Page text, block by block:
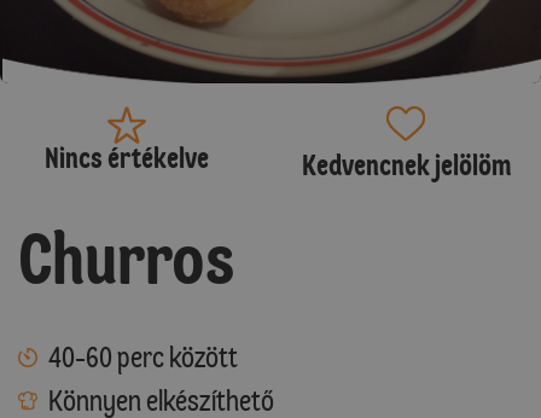
Nincs értékelve Kedvencnek jelölöm
Churros
40-60 perc között
Könnyen elkészíthető